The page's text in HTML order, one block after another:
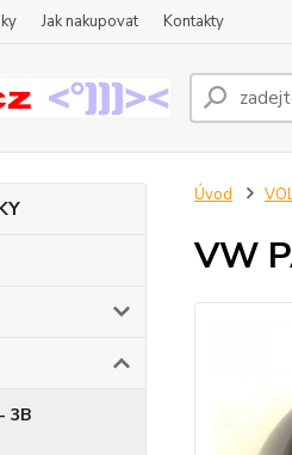
Jak nakupovat Kontakty
3B
Úvod
VW